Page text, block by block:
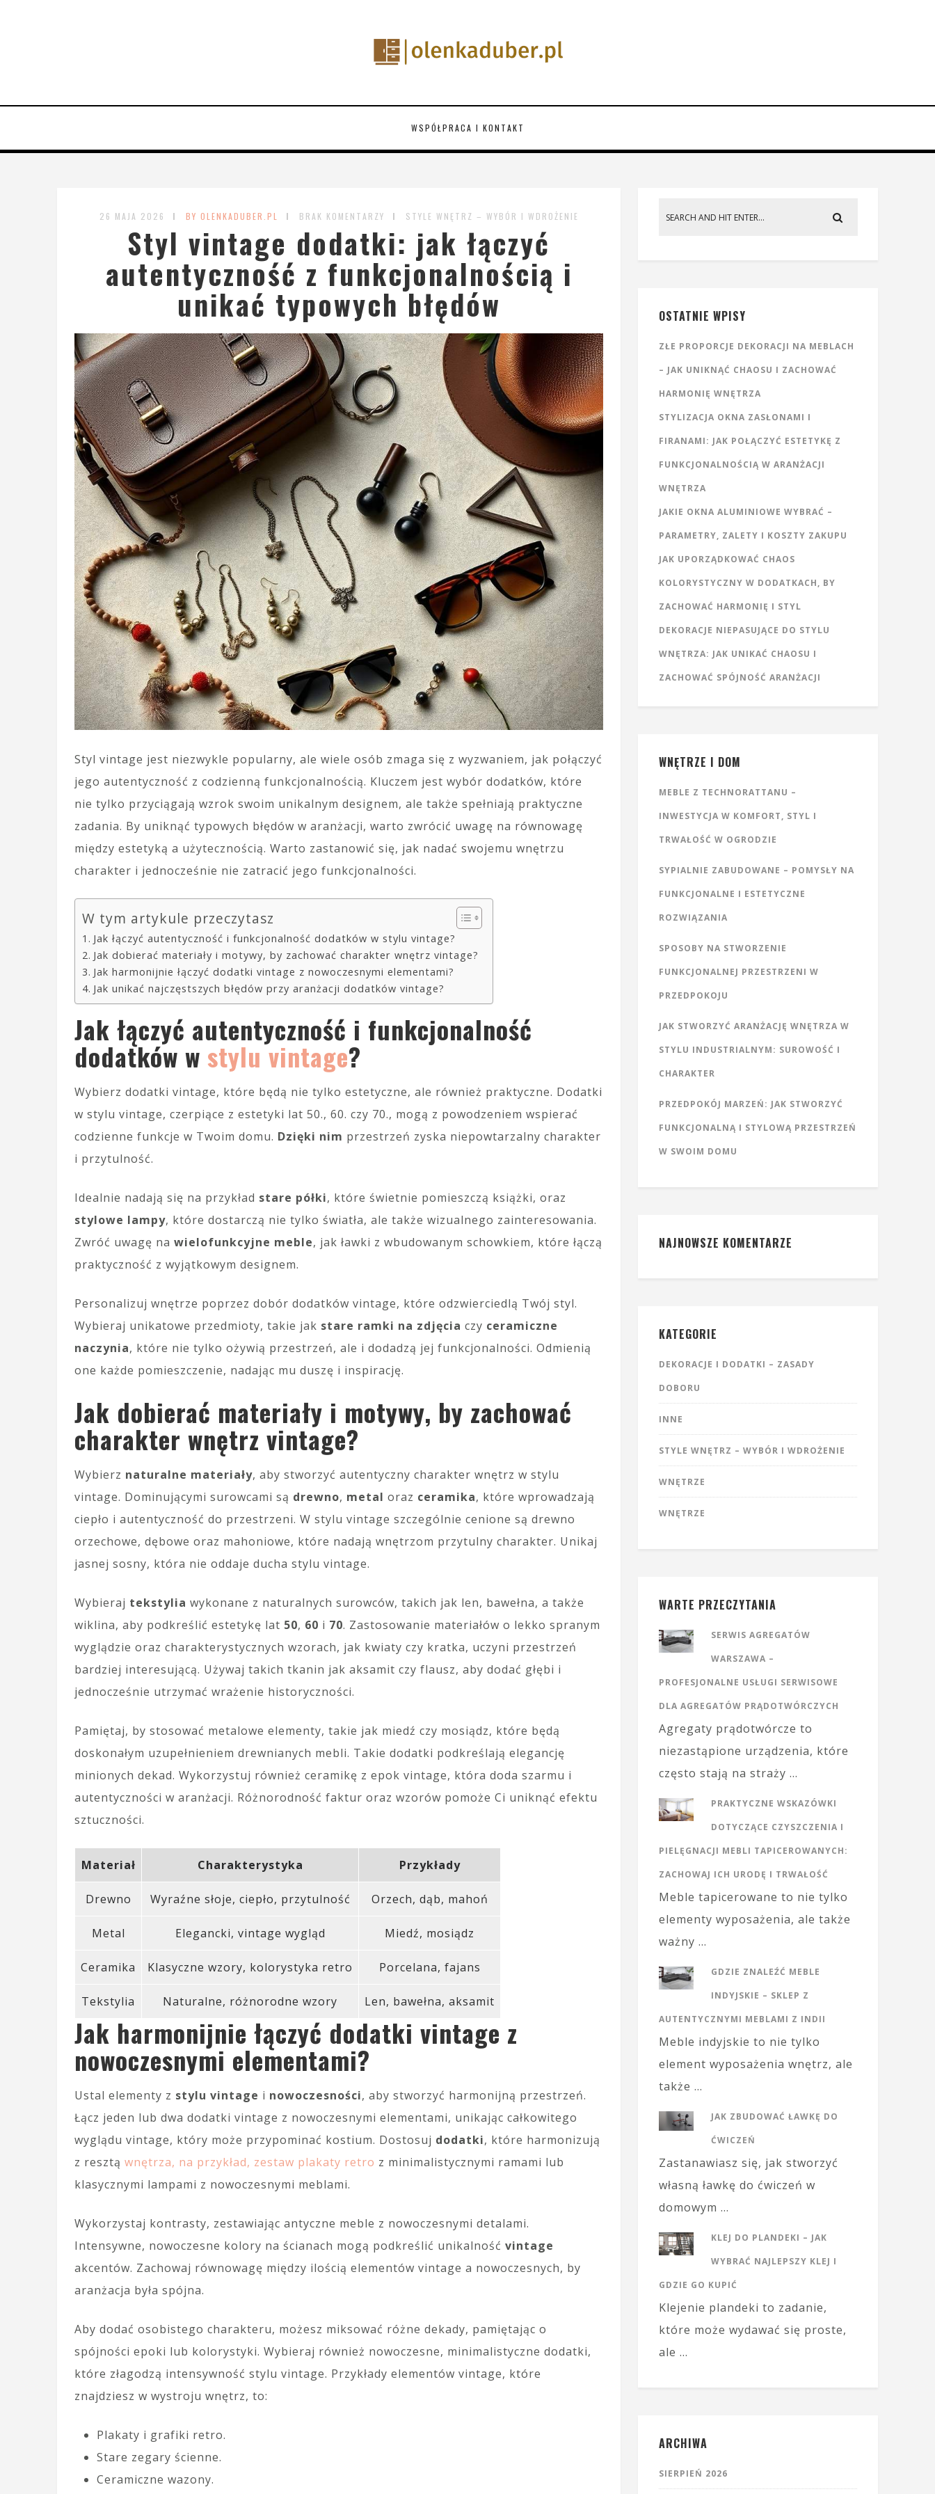
WSPÓŁPRACA I KONTAKT
26 MAJA 2026 BY OLENKADUBER.PL BRAK KOMENTARZY STYLE WNĘTRZ – WYBÓR I WDROŻENIE
Styl vintage dodatki: jak łączyć
autentyczność z funkcjonalnością i
unikać typowych błędów
Styl vintage jest niezwykle popularny, ale wiele osób zmaga się z wyzwaniem, jak połączyć
jego autentyczność z codzienną funkcjonalnością. Kluczem jest wybór dodatków, które
nie tylko przyciągają wzrok swoim unikalnym designem, ale także spełniają praktyczne
zadania. By uniknąć typowych błędów w aranżacji, warto zwrócić uwagę na równowagę
między estetyką a użytecznością. Warto zastanowić się, jak nadać swojemu wnętrzu
charakter i jednocześnie nie zatracić jego funkcjonalności.
W tym artykule przeczytasz
Jak łączyć autentyczność i funkcjonalność dodatków w stylu vintage?
Jak dobierać materiały i motywy, by zachować charakter wnętrz vintage?
Jak harmonijnie łączyć dodatki vintage z nowoczesnymi elementami?
Jak unikać najczęstszych błędów przy aranżacji dodatków vintage?
Jak łączyć autentyczność i funkcjonalność
dodatków w stylu vintage?
Wybierz dodatki vintage, które będą nie tylko estetyczne, ale również praktyczne. Dodatki
w stylu vintage, czerpiące z estetyki lat 50., 60. czy 70., mogą z powodzeniem wspierać
codzienne funkcje w Twoim domu. Dzięki nim przestrzeń zyska niepowtarzalny charakter
i przytulność.
Idealnie nadają się na przykład stare półki, które świetnie pomieszczą książki, oraz
stylowe lampy, które dostarczą nie tylko światła, ale także wizualnego zainteresowania.
Zwróć uwagę na wielofunkcyjne meble, jak ławki z wbudowanym schowkiem, które łączą
praktyczność z wyjątkowym designem.
Personalizuj wnętrze poprzez dobór dodatków vintage, które odzwierciedlą Twój styl.
Wybieraj unikatowe przedmioty, takie jak stare ramki na zdjęcia czy ceramiczne
naczynia, które nie tylko ożywią przestrzeń, ale i dodadzą jej funkcjonalności. Odmienią
one każde pomieszczenie, nadając mu duszę i inspirację.
Jak dobierać materiały i motywy, by zachować
charakter wnętrz vintage?
Wybierz naturalne materiały, aby stworzyć autentyczny charakter wnętrz w stylu
vintage. Dominującymi surowcami są drewno, metal oraz ceramika, które wprowadzają
ciepło i autentyczność do przestrzeni. W stylu vintage szczególnie cenione są drewno
orzechowe, dębowe oraz mahoniowe, które nadają wnętrzom przytulny charakter. Unikaj
jasnej sosny, która nie oddaje ducha stylu vintage.
Wybieraj tekstylia wykonane z naturalnych surowców, takich jak len, bawełna, a także
wiklina, aby podkreślić estetykę lat 50, 60 i 70. Zastosowanie materiałów o lekko spranym
wyglądzie oraz charakterystycznych wzorach, jak kwiaty czy kratka, uczyni przestrzeń
bardziej interesującą. Używaj takich tkanin jak aksamit czy flausz, aby dodać głębi i
jednocześnie utrzymać wrażenie historyczności.
Pamiętaj, by stosować metalowe elementy, takie jak miedź czy mosiądz, które będą
doskonałym uzupełnieniem drewnianych mebli. Takie dodatki podkreślają elegancję
minionych dekad. Wykorzystuj również ceramikę z epok vintage, która doda szarmu i
autentyczności w aranżacji. Różnorodność faktur oraz wzorów pomoże Ci uniknąć efektu
sztuczności.
Materiał Charakterystyka Przykłady
Drewno Wyraźne słoje, ciepło, przytulność Orzech, dąb, mahoń
Metal Elegancki, vintage wygląd Miedź, mosiądz
Ceramika Klasyczne wzory, kolorystyka retro Porcelana, fajans
Tekstylia Naturalne, różnorodne wzory Len, bawełna, aksamit
Jak harmonijnie łączyć dodatki vintage z
nowoczesnymi elementami?
Ustal elementy z stylu vintage i nowoczesności, aby stworzyć harmonijną przestrzeń.
Łącz jeden lub dwa dodatki vintage z nowoczesnymi elementami, unikając całkowitego
wyglądu vintage, który może przypominać kostium. Dostosuj dodatki, które harmonizują
z resztą wnętrza, na przykład, zestaw plakaty retro z minimalistycznymi ramami lub
klasycznymi lampami z nowoczesnymi meblami.
Wykorzystaj kontrasty, zestawiając antyczne meble z nowoczesnymi detalami.
Intensywne, nowoczesne kolory na ścianach mogą podkreślić unikalność vintage
akcentów. Zachowaj równowagę między ilością elementów vintage a nowoczesnych, by
aranżacja była spójna.
Aby dodać osobistego charakteru, możesz miksować różne dekady, pamiętając o
spójności epoki lub kolorystyki. Wybieraj również nowoczesne, minimalistyczne dodatki,
które złagodzą intensywność stylu vintage. Przykłady elementów vintage, które
znajdziesz w wystroju wnętrz, to:
Plakaty i grafiki retro.
Stare zegary ścienne.
Ceramiczne wazony.
OSTATNIE WPISY
ZŁE PROPORCJE DEKORACJI NA MEBLACH
– JAK UNIKNĄĆ CHAOSU I ZACHOWAĆ
HARMONIĘ WNĘTRZA
STYLIZACJA OKNA ZASŁONAMI I
FIRANAMI: JAK POŁĄCZYĆ ESTETYKĘ Z
FUNKCJONALNOŚCIĄ W ARANŻACJI
WNĘTRZA
JAKIE OKNA ALUMINIOWE WYBRAĆ –
PARAMETRY, ZALETY I KOSZTY ZAKUPU
JAK UPORZĄDKOWAĆ CHAOS
KOLORYSTYCZNY W DODATKACH, BY
ZACHOWAĆ HARMONIĘ I STYL
DEKORACJE NIEPASUJĄCE DO STYLU
WNĘTRZA: JAK UNIKAĆ CHAOSU I
ZACHOWAĆ SPÓJNOŚĆ ARANŻACJI
WNĘTRZE I DOM
MEBLE Z TECHNORATTANU –
INWESTYCJA W KOMFORT, STYL I
TRWAŁOŚĆ W OGRODZIE
SYPIALNIE ZABUDOWANE – POMYSŁY NA
FUNKCJONALNE I ESTETYCZNE
ROZWIĄZANIA
SPOSOBY NA STWORZENIE
FUNKCJONALNEJ PRZESTRZENI W
PRZEDPOKOJU
JAK STWORZYĆ ARANŻACJĘ WNĘTRZA W
STYLU INDUSTRIALNYM: SUROWOŚĆ I
CHARAKTER
PRZEDPOKÓJ MARZEŃ: JAK STWORZYĆ
FUNKCJONALNĄ I STYLOWĄ PRZESTRZEŃ
W SWOIM DOMU
NAJNOWSZE KOMENTARZE
KATEGORIE
DEKORACJE I DODATKI – ZASADY
DOBORU
INNE
STYLE WNĘTRZ – WYBÓR I WDROŻENIE
WNĘTRZE
WNĘTRZE
WARTE PRZECZYTANIA
SERWIS AGREGATÓW
WARSZAWA –
PROFESJONALNE USŁUGI SERWISOWE
DLA AGREGATÓW PRĄDOTWÓRCZYCH
Agregaty prądotwórcze to
niezastąpione urządzenia, które
często stają na straży …
PRAKTYCZNE WSKAZÓWKI
DOTYCZĄCE CZYSZCZENIA I
PIELĘGNACJI MEBLI TAPICEROWANYCH:
ZACHOWAJ ICH URODĘ I TRWAŁOŚĆ
Meble tapicerowane to nie tylko
elementy wyposażenia, ale także
ważny …
GDZIE ZNALEŹĆ MEBLE
INDYJSKIE – SKLEP Z
AUTENTYCZNYMI MEBLAMI Z INDII
Meble indyjskie to nie tylko
element wyposażenia wnętrz, ale
także …
JAK ZBUDOWAĆ ŁAWKĘ DO
ĆWICZEŃ
Zastanawiasz się, jak stworzyć
własną ławkę do ćwiczeń w
domowym …
KLEJ DO PLANDEKI – JAK
WYBRAĆ NAJLEPSZY KLEJ I
GDZIE GO KUPIĆ
Klejenie plandeki to zadanie,
które może wydawać się proste,
ale …
ARCHIWA
SIERPIEŃ 2026